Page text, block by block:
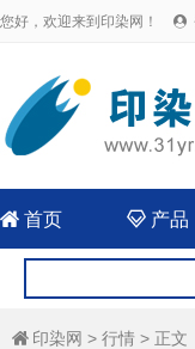
您好，欢迎来到印染网！ 
 首页 产品
 印染网 > 行情 > 正文